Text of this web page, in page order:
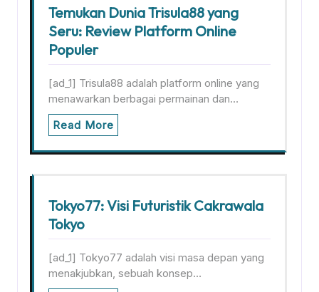
Temukan Dunia Trisula88 yang
Seru: Review Platform Online
Populer
[ad_1] Trisula88 adalah platform online yang
menawarkan berbagai permainan dan…
Read More
Tokyo77: Visi Futuristik Cakrawala
Tokyo
[ad_1] Tokyo77 adalah visi masa depan yang
menakjubkan, sebuah konsep…